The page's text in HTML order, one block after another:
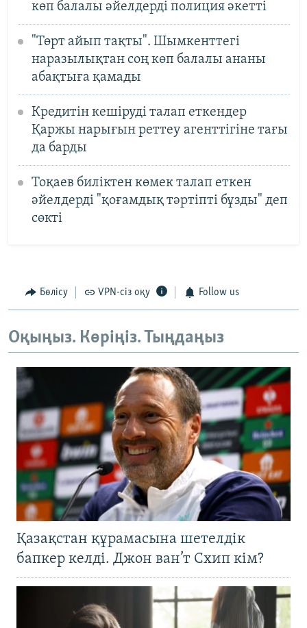
көп балалы әйелдерді полиция әкетті
"Төрт айып тақты". Шымкенттегі
наразылықтан соң көп балалы ананы
абақтыға қамады
Кредитін кешіруді талап еткендер
Қаржы нарығын реттеу агенттігіне тағы
да барды
Тоқаев биліктен көмек талап еткен
әйелдерді "қоғамдық тәртіпті бұзды" деп
сөкті
Бөлісу VPN-сіз оқу Follow us
Оқыңыз. Көріңіз. Тыңдаңыз
Қазақстан құрамасына шетелдік
бапкер келді. Джон ван’т Схип кім?